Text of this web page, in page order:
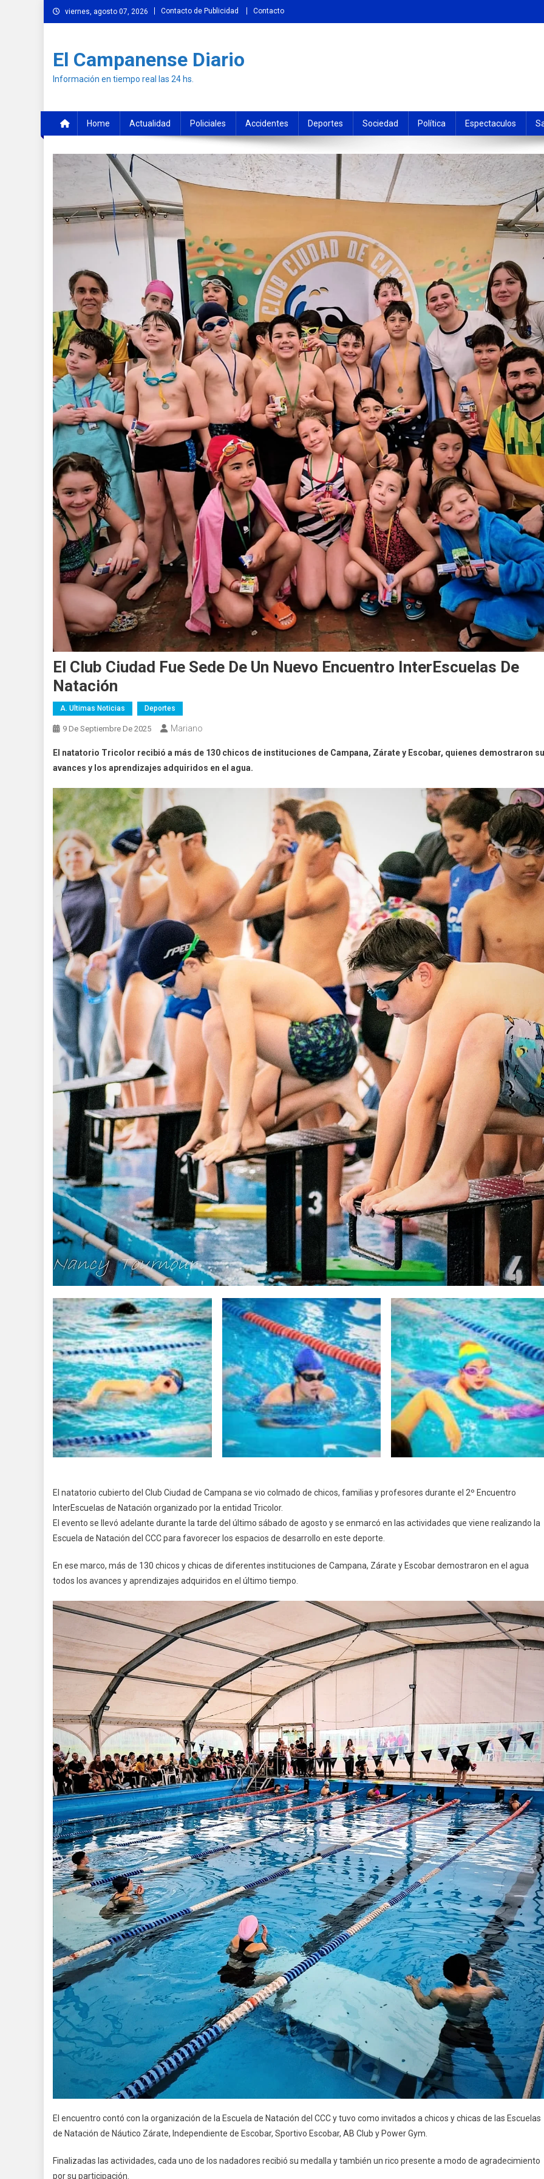
Skip
to
viernes, agosto 07, 2026 Contacto de Publicidad Contacto
El Campanense Diario
Información en tiempo real las 24 hs.
Home Actualidad Policiales Accidentes Deportes Sociedad Política Espectaculos
El Club Ciudad Fue Sede De Un Nuevo Encuentro InterEscuelas De
Natación
A. Ultimas Noticias Deportes
9 De Septiembre De 2025 Mariano
El natatorio Tricolor recibió a más de 130 chicos de instituciones de Campana, Zárate y Escobar, quienes demostraron
avances y los aprendizajes adquiridos en el agua.
El natatorio cubierto del Club Ciudad de Campana se vio colmado de chicos, familias y profesores durante el 2º Encuentro
InterEscuelas de Natación organizado por la entidad Tricolor.
El evento se llevó adelante durante la tarde del último sábado de agosto y se enmarcó en las actividades que viene realizando la
Escuela de Natación del CCC para favorecer los espacios de desarrollo en este deporte.
En ese marco, más de 130 chicos y chicas de diferentes instituciones de Campana, Zárate y Escobar demostraron en el agua
todos los avances y aprendizajes adquiridos en el último tiempo.
El encuentro contó con la organización de la Escuela de Natación del CCC y tuvo como invitados a chicos y chicas de las Escuelas
de Natación de Náutico Zárate, Independiente de Escobar, Sportivo Escobar, AB Club y Power Gym.
Finalizadas las actividades, cada uno de los nadadores recibió su medalla y también un rico presente a modo de agradecimiento
por su participación.